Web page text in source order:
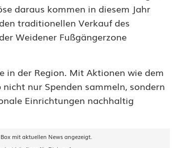
daraus kommen in diesem Jahr
traditionellen Verkauf des
Weidener Fußgängerzone
in der Region. Mit Aktionen wie dem
nur Spenden sammeln, sondern
Einrichtungen nachhaltig
mit aktuellen News angezeigt.